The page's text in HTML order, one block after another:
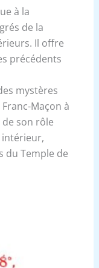
à la
de la
Il offre
précédents
mystères
Maçon à
son rôle
du Temple de